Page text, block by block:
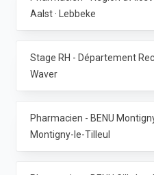
Aalst · Lebbeke
Waver
Montigny-le-Tilleul